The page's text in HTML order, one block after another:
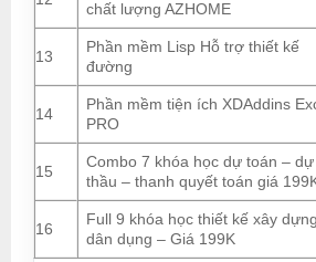
chất lượng AZHOME
13
Phần mềm Lisp Hỗ trợ thiết kế
đường
14
Phần mềm tiện ích XDAddins
PRO
15
Combo 7 khóa học dự toán – dự
thầu – thanh quyết toán giá
16
Full 9 khóa học thiết kế xây dựng
dân dụng – Giá 199K